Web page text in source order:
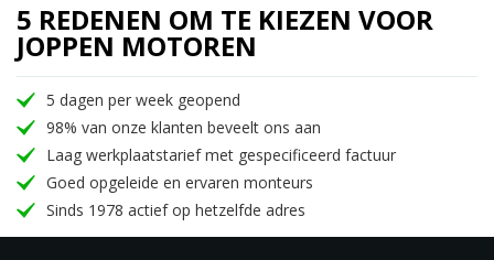
5 REDENEN OM TE KIEZEN VOOR
JOPPEN MOTOREN
5 dagen per week geopend
98% van onze klanten beveelt ons aan
Laag werkplaatstarief met gespecificeerd factuur
Goed opgeleide en ervaren monteurs
Sinds 1978 actief op hetzelfde adres